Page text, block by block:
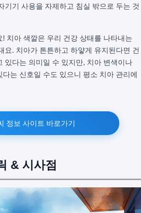
기기 사용을 자제하고 침실 밖으로 두는 것
치아 색깔은 우리 건강 상태를 나타내는
요. 치아가 튼튼하고 하얗게 유지된다면 건
있다는 의미일 수 있지만, 치아 변색이나
는 신호일 수도 있으니 평소 치아 관리에
정보 사이트 바로가기
& 시사점